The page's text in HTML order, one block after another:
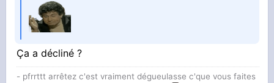
Ça a décliné ?
- pfrrttt arrêtez c'est vraiment dégueulasse c'que vous faites